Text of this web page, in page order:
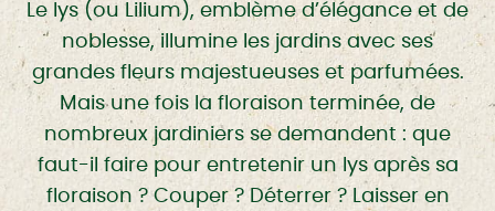
Le lys (ou Lilium), emblème d’élégance et de
noblesse, illumine les jardins avec ses
grandes fleurs majestueuses et parfumées.
Mais une fois la floraison terminée, de
nombreux jardiniers se demandent : que
faut-il faire pour entretenir un lys après sa
floraison ? Couper ? Déterrer ? Laisser en